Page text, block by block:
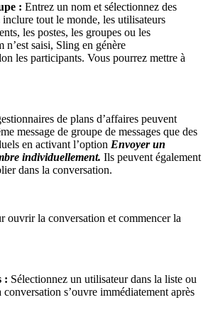
: Entrez un nom et sélectionnez des
tout le monde, les utilisateurs
les postes, les groupes ou les
saisi, Sling en génère
les participants. Vous pourrez mettre à
de plans d’affaires peuvent
message de groupe de messages que des
en activant l’option Envoyer un
individuellement. Ils peuvent également
dans la conversation.
ouvrir la conversation et commencer la
: Sélectionnez un utilisateur dans la liste ou
s’ouvre immédiatement après